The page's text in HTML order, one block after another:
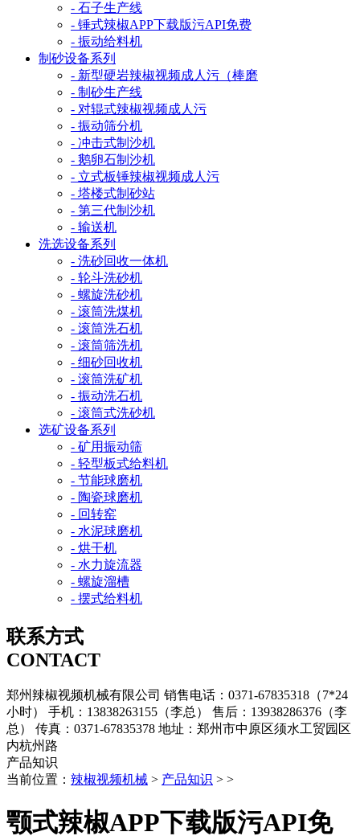
- 石子生产线
- 锤式辣椒APP下载版污API免费
- 振动给料机
制砂设备系列
- 新型硬岩辣椒视频成人污（棒磨
- 制砂生产线
- 对辊式辣椒视频成人污
- 振动筛分机
- 冲击式制沙机
- 鹅卵石制沙机
- 立式板锤辣椒视频成人污
- 塔楼式制砂站
- 第三代制沙机
- 输送机
洗选设备系列
- 洗砂回收一体机
- 轮斗洗砂机
- 螺旋洗砂机
- 滚筒洗煤机
- 滚筒洗石机
- 滚筒筛洗机
- 细砂回收机
- 滚筒洗矿机
- 振动洗石机
- 滚筒式洗砂机
选矿设备系列
- 矿用振动筛
- 轻型板式给料机
- 节能球磨机
- 陶瓷球磨机
- 回转窑
- 水泥球磨机
- 烘干机
- 水力旋流器
- 螺旋溜槽
- 摆式给料机
联系方式
CONTACT
郑州辣椒视频机械有限公司 销售电话：0371-67835318（7*24
小时）
手机：13838263155（李总）
售后：13938286376（李
总）
传真：0371-67835378 地址：郑州市中原区须水工贸园区
内杭州路
产品知识
当前位置： 辣椒视频机械 > 产品知识 > >
颚式辣椒APP下载版污API免